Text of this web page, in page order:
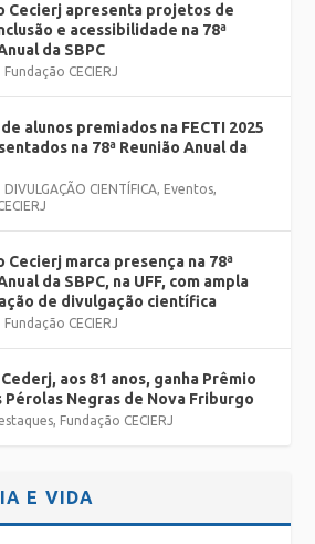
Cecierj apresenta projetos de
e acessibilidade na 78ª
da SBPC
Fundação CECIERJ
alunos premiados na FECTI 2025
na 78ª Reunião Anual da
DIVULGAÇÃO CIENTÍFICA, Eventos,
Cecierj marca presença na 78ª
da SBPC, na UFF, com ampla
de divulgação científica
Fundação CECIERJ
aos 81 anos, ganha Prêmio
Pérolas Negras de Nova Friburgo
, Fundação CECIERJ
E VIDA